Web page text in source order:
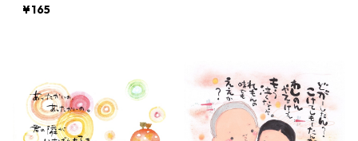
¥165